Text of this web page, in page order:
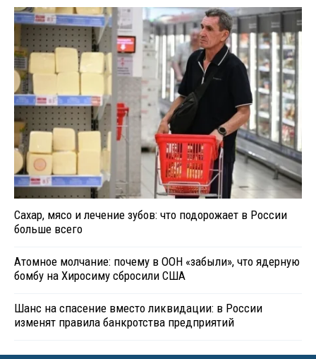
Сахар, мясо и лечение зубов: что подорожает в России
больше всего
Атомное молчание: почему в ООН «забыли», что ядерную
бомбу на Хиросиму сбросили США
Шанс на спасение вместо ликвидации: в России
изменят правила банкротства предприятий